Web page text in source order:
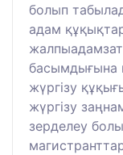
болып
адам
басымдығына
жүргізу
жүргізу
зерделеу